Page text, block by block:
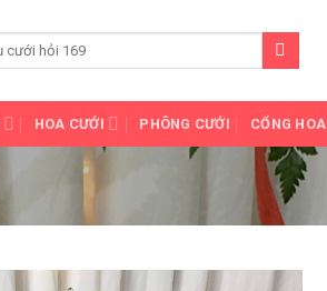
HOA CƯỚI PHÔNG CƯỚI CỔNG HOA